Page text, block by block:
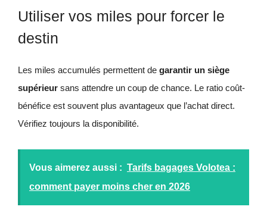
Utiliser vos miles pour forcer le
destin
Les miles accumulés permettent de garantir un siège
supérieur sans attendre un coup de chance. Le ratio coût-
bénéfice est souvent plus avantageux que l’achat direct.
Vérifiez toujours la disponibilité.
Vous aimerez aussi : Tarifs bagages Volotea :
comment payer moins cher en 2026